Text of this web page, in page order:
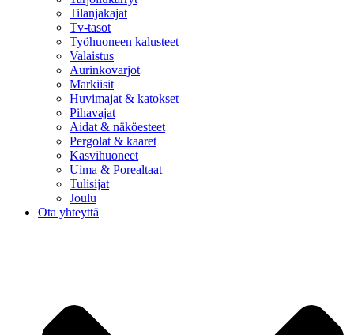
Tilanjakajat
Tv-tasot
Työhuoneen kalusteet
Valaistus
Aurinkovarjot
Markiisit
Huvimajat & katokset
Pihavajat
Aidat & näköesteet
Pergolat & kaaret
Kasvihuoneet
Uima & Porealtaat
Tulisijat
Joulu
Ota yhteyttä